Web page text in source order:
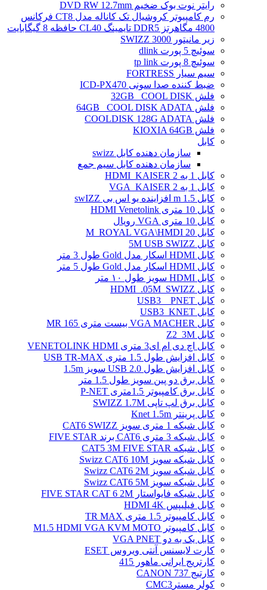
رایتر نوت بوک ضخیم DVD RW 12.7mm
رم کامپیوتر کروشیال تک کاناله مدل CT8 فرکانس
4800 مگاهرتز DDR5 تایمینگ CL40 حافظه 8 گیگابایت
زیر مانیتور SWIZZ 3000
سوئیچ 5 پورت dlink
سوئیچ 8 پورت tp link
سیم سیار FORTRESS
ضبط کننده صدا سونی ICD-PX470
فلش 32GB _COOL DISK
فلش 64GB _COOL DISK ADATA
فلش COOLDISK 128G ADATA
فلش KIOXIA 64GB
کابل
سازمان دهنده کابل swizz
سازمان دهنده کابل سیم جمع
کابل 1 به 2 HDMI_KAISER
کابل 1 به 2 VGA_KAISER
کابل 1.5 m افزاینده یو اس بی swIZZ
کابل 10 متری HDMI Venetolink
کابل 10 متری VGA رویال
کابل 20 M_ROYAL VGA\HMDI
کابل 5M USB SWIZZ
کابل HDMI اسکار مدل Gold طول 3 متر
کابل HDMI اسکار مدل Gold طول 5 متر
کابل HDMI سویز طول ۱۰ متر
کابل HDMI_.05M_SWIZZ
کابل USB3 _ PNET
کابل USB3_KNET
کابل VGA MACHER بیست متری MR 165
کابل Z2_3M
کابل اچ دی ام ای3 متری VENETOLINK HDMI
کابل افزایش طول 1.5 متری USB TR-MAX
کابل افزایش طول USB 2.0 سویز 1.5m
کابل برق دو پین سویز طول 1.5 متر
کابل برق کامپیوتر 1.5ﻣﺘﺮی P-NET
کابل برق لپ تاپی SWIZZ 1.7M
کابل پرینتر Knet 1.5m
کابل شبکه 1 متری سویز CAT6 SWIZZ
کابل شبکه 3 متری CAT6 برند FIVE STAR
کابل شبکه CAT5 3M FIVE STAR
کابل شبکه سویز Swizz CAT6 10M
کابل شبکه سویز Swizz CAT6 2M
کابل شبکه سویز Swizz CAT6 5M
کابل شبکه فایواستار FIVE STAR CAT 6 2M
کابل فیلیپس HDMI 4K
کابل کامپیوتر 1.5 متری TR MAX
کابل کامپیوتر M1.5 HDMI VGA KVM MOTO
کابل یک به دو VGA PNET
کارت لایسنس آنتی ویروس ESET
کارتریج ایرانی ماهور 415
کارتیج 737 CANON
کولر مسترCMC3